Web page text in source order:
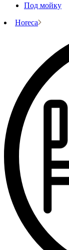
Под мойку
Horeca